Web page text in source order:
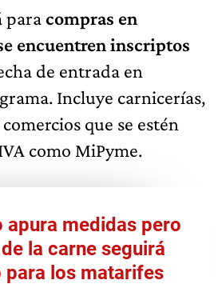
paracompras en
encuentren inscriptos
de entrada en
Incluye carnicerías,
que se estén
como MiPyme.
apura medidas pero
la carne seguirá
para los matarifes